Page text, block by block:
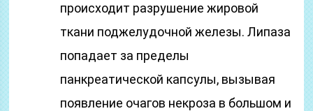
происходит разрушение жировой
ткани поджелудочной железы. Липаза
попадает за пределы
панкреатической капсулы, вызывая
появление очагов некроза в большом и